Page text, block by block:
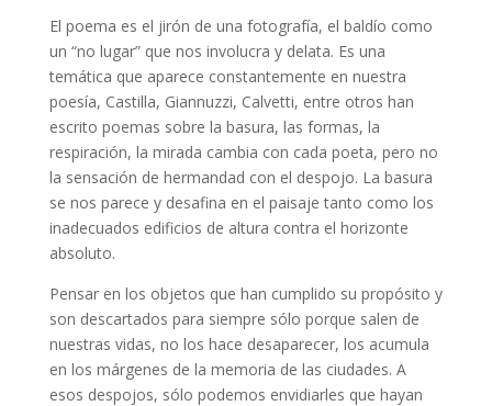
El poema es el jirón de una fotografía, el baldío como
un “no lugar” que nos involucra y delata. Es una
temática que aparece constantemente en nuestra
poesía, Castilla, Giannuzzi, Calvetti, entre otros han
escrito poemas sobre la basura, las formas, la
respiración, la mirada cambia con cada poeta, pero no
la sensación de hermandad con el despojo. La basura
se nos parece y desafina en el paisaje tanto como los
inadecuados edificios de altura contra el horizonte
absoluto.
Pensar en los objetos que han cumplido su propósito y
son descartados para siempre sólo porque salen de
nuestras vidas, no los hace desaparecer, los acumula
en los márgenes de la memoria de las ciudades. A
esos despojos, sólo podemos envidiarles que hayan